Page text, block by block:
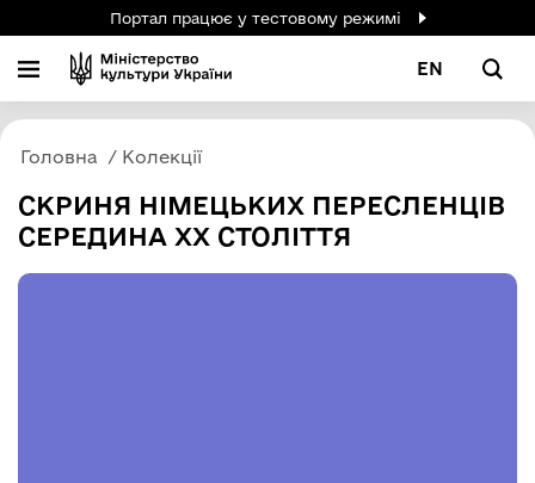
Портал працює у тестовому режимі
EN
Головна Колекції
СКРИНЯ НІМЕЦЬКИХ ПЕРЕСЛЕНЦІВ
СЕРЕДИНА ХХ СТОЛІТТЯ